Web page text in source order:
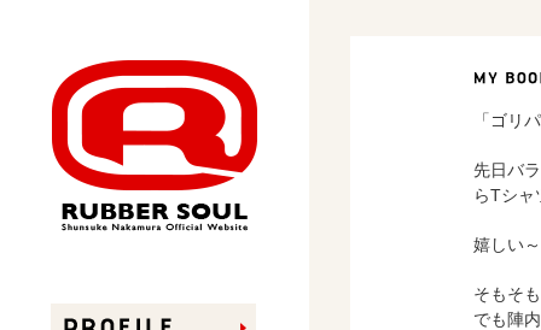
「ゴリ
先日バ
らTシャ
嬉しい
そもそ
でも陣